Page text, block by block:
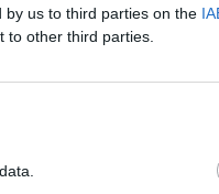
by us to third parties on the
to other third parties.